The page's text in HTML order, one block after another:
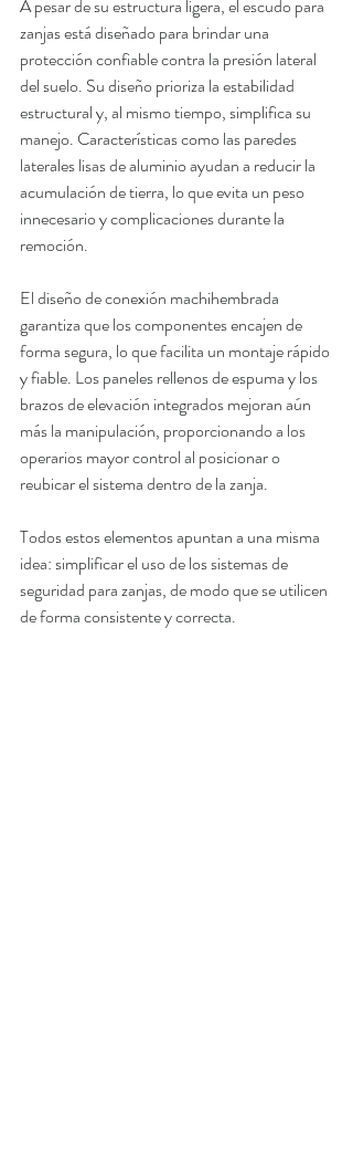
A pesar de su estructura ligera, el escudo para
zanjas está diseñado para brindar una
protección confiable contra la presión lateral
del suelo. Su diseño prioriza la estabilidad
estructural y, al mismo tiempo, simplifica su
manejo. Características como las paredes
laterales lisas de aluminio ayudan a reducir la
acumulación de tierra, lo que evita un peso
innecesario y complicaciones durante la
remoción.
El diseño de conexión machihembrada
garantiza que los componentes encajen de
forma segura, lo que facilita un montaje rápido
y fiable. Los paneles rellenos de espuma y los
brazos de elevación integrados mejoran aún
más la manipulación, proporcionando a los
operarios mayor control al posicionar o
reubicar el sistema dentro de la zanja.
Todos estos elementos apuntan a una misma
idea: simplificar el uso de los sistemas de
seguridad para zanjas, de modo que se utilicen
de forma consistente y correcta.